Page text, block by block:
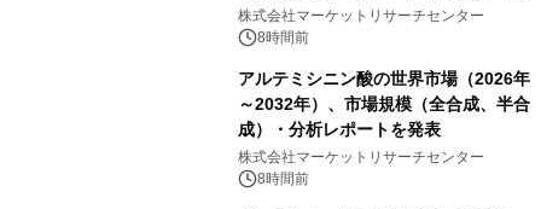
ーおよびモニタリングシステム、その
他）・分析レポートを発表
株式会社マーケットリサーチセンター
8時間前
アルテミシニン酸の世界市場（2026年
～2032年）、市場規模（全合成、半合
成）・分析レポートを発表
株式会社マーケットリサーチセンター
8時間前